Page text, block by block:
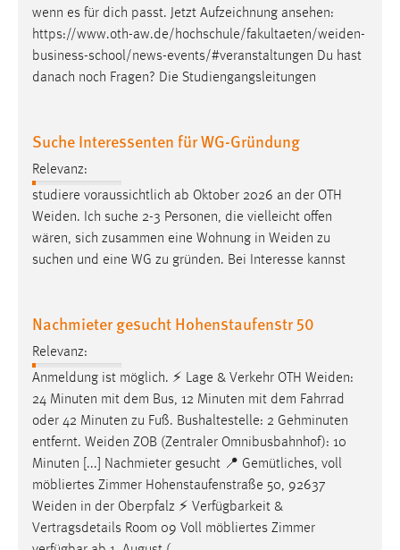
wenn es für dich passt. Jetzt Aufzeichnung ansehen:
https://www.oth-aw.de/hochschule/fakultaeten/weiden-
business-school/news-events/#veranstaltungen Du hast
danach noch Fragen? Die Studiengangsleitungen
Suche Interessenten für WG-Gründung
Relevanz:
studiere voraussichtlich ab Oktober 2026 an der OTH
Weiden. Ich suche 2-3 Personen, die vielleicht offen
wären, sich zusammen eine Wohnung in Weiden zu
suchen und eine WG zu gründen. Bei Interesse kannst
Nachmieter gesucht Hohenstaufenstr 50
Relevanz:
Anmeldung ist möglich. ⚡ Lage & Verkehr OTH Weiden:
24 Minuten mit dem Bus, 12 Minuten mit dem Fahrrad
oder 42 Minuten zu Fuß. Bushaltestelle: 2 Gehminuten
entfernt. Weiden ZOB (Zentraler Omnibusbahnhof): 10
Minuten [...] Nachmieter gesucht 📍 Gemütliches, voll
möbliertes Zimmer Hohenstaufenstraße 50, 92637
Weiden in der Oberpfalz ⚡ Verfügbarkeit &
Vertragsdetails Room 09 Voll möbliertes Zimmer